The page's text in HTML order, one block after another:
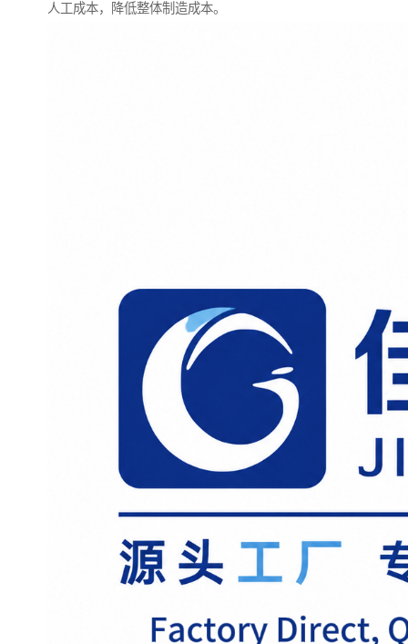
人工成本，降低整体制造成本。